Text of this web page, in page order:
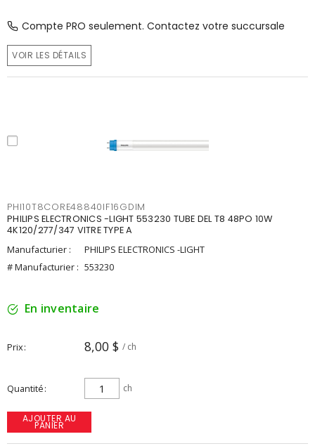
Compte PRO seulement. Contactez votre succursale
VOIR LES DÉTAILS
PHI10T8CORE48840IF16GDIM
PHILIPS ELECTRONICS -LIGHT 553230 TUBE DEL T8 48PO 10W
4K120/277/347 VITRE TYPE A
Manufacturier :
PHILIPS ELECTRONICS -LIGHT
# Manufacturier : 553230
En inventaire
Prix 8,00 $ / ch
Quantité ch
AJOUTER AU
PANIER